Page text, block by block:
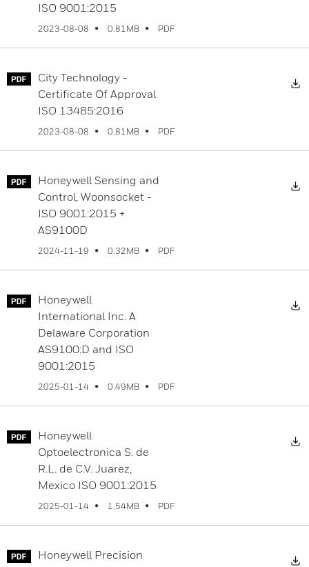
ISO 9001:2015
2023-08-08 0.81MB PDF
City Technology -
Certificate Of Approval
ISO 13485:2016
2023-08-08 0.81MB PDF
Honeywell Sensing and
Control, Woonsocket -
ISO 9001:2015 +
AS9100D
2024-11-19 0.32MB PDF
Honeywell
International Inc. A
Delaware Corporation
AS9100:D and ISO
9001:2015
2025-01-14 0.49MB PDF
Honeywell
Optoelectronica S. de
R.L. de C.V. Juarez,
Mexico ISO 9001:2015
2025-01-14 1.54MB PDF
Honeywell Precision